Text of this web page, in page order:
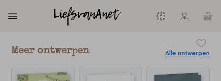
Meer ontwerpen Alle ontwerpen